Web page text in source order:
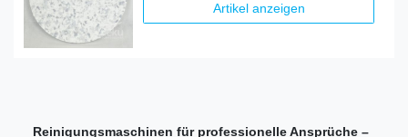
Artikel anzeigen
Reinigungsmaschinen für professionelle Ansprüche –